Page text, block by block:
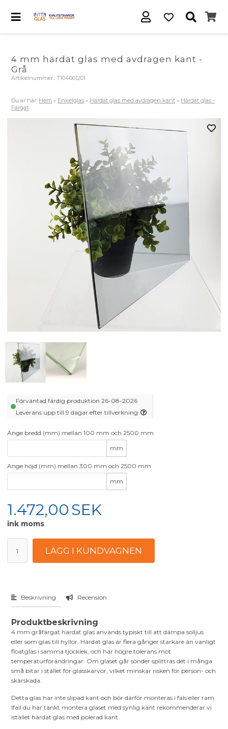
4 mm härdat glas med avdragen kant -
Grå
Artikelnummer.:T104001201
Du är här: Hem » Enkelglas » Härdat glas med avdragen kant » Härdat glas -
Färgat
Förväntad färdig produktion 26-08-2026
Leverans upp till 9 dagar efter tillverkning
Ange bredd (mm) mellan 100 mm och 2500 mm
mm
Ange höjd (mm) mellan 300 mm och 2500 mm
mm
1.472,00SEK
ink moms
Beskrivning Recension
Produktbeskrivning
4 mm gråfärgat härdat glas används typiskt till att dämpa solljus
eller som glas till hyllor. Härdat glas är flera gånger starkare än vanligt
floatglas i samma tjocklek, och har högre tolerans mot
temperaturförändringar. Om glaset går sönder splittras det i många
små bitar i stället för glasskärvor, vilket minskar risken för person- och
skärskada.
Detta glas har inte slipad kant och bör därför monteras i fals eller ram.
Ifall du har tänkt montera glaset med synlig kant rekommenderar vi
istället härdat glas med polerad kant.